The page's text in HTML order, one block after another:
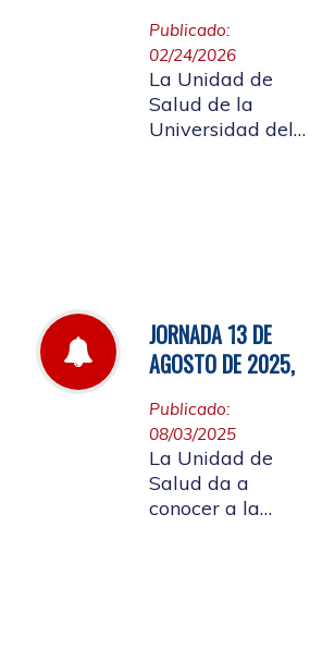
2025.
Publicado:
02/24/2026
La Unidad de
Salud de la
Universidad del
pautas para la
Audiencia Pública
de Rendición de
Cuentas año
k2025
JORNADA 13 DE
AGOSTO DE 2025,
Publicado:
08/03/2025
La Unidad de
Salud da a
conocer a la